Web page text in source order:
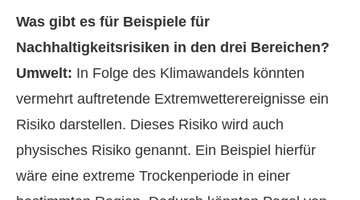
Was gibt es für Beispiele für
Nachhaltigkeitsrisiken in den drei Bereichen?
Umwelt: In Folge des Klimawandels könnten
vermehrt auftretende Extremwetterereignisse ein
Risiko darstellen. Dieses Risiko wird auch
physisches Risiko genannt. Ein Beispiel hierfür
wäre eine extreme Trockenperiode in einer